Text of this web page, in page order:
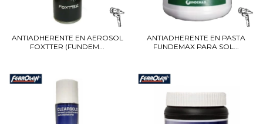
ANTIADHERENTE EN AEROSOL
FOXTTER (FUNDEM...
ANTIADHERENTE EN PASTA
FUNDEMAX PARA SOL...